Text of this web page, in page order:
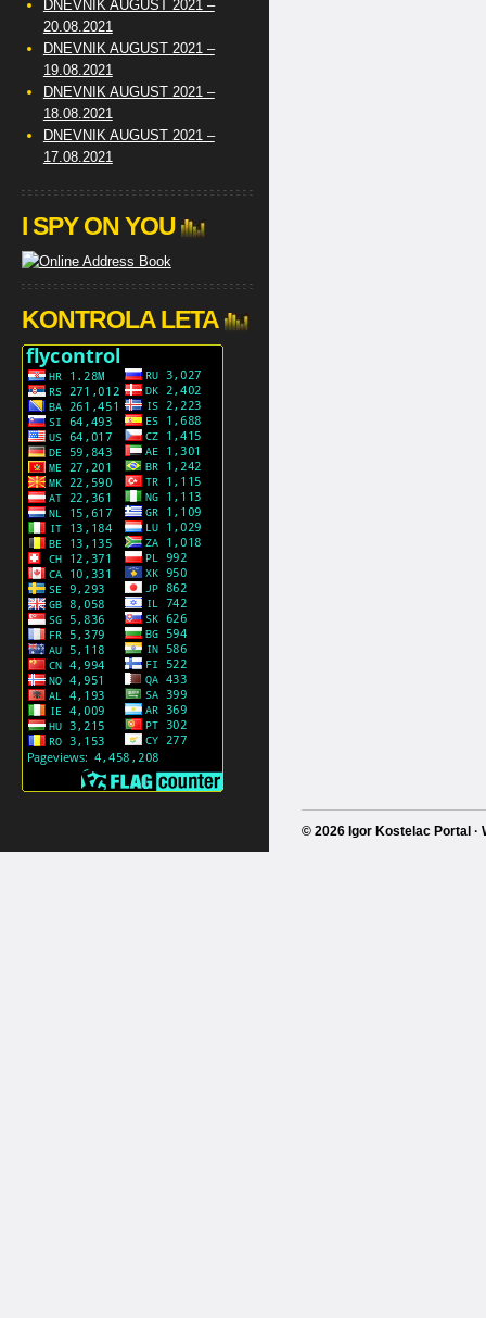
DNEVNIK AUGUST 2021 –
20.08.2021
DNEVNIK AUGUST 2021 –
19.08.2021
DNEVNIK AUGUST 2021 –
18.08.2021
DNEVNIK AUGUST 2021 –
17.08.2021
I SPY ON YOU
KONTROLA LETA
© 2026 Igor Kostelac Portal